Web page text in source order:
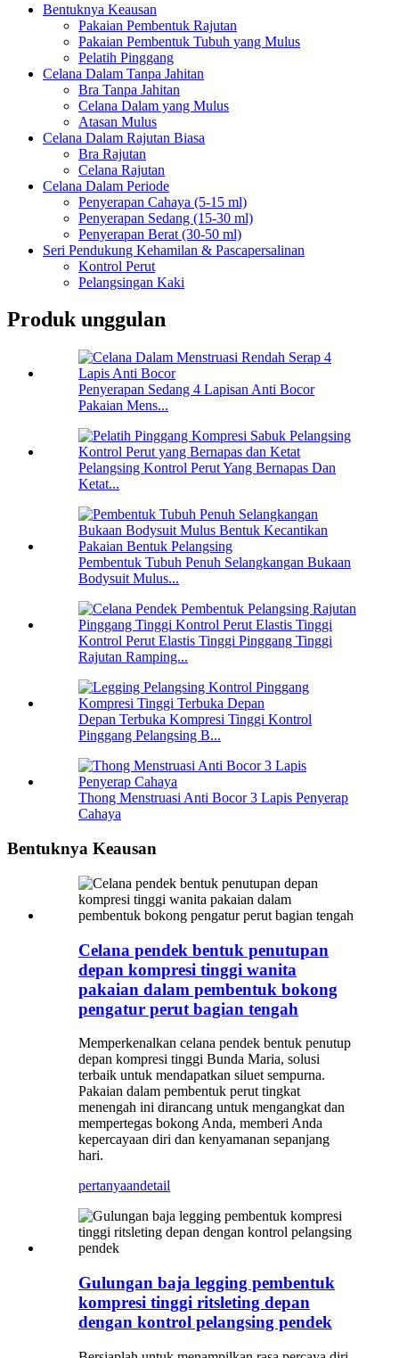
Bentuknya Keausan
Pakaian Pembentuk Rajutan
Pakaian Pembentuk Tubuh yang Mulus
Pelatih Pinggang
Celana Dalam Tanpa Jahitan
Bra Tanpa Jahitan
Celana Dalam yang Mulus
Atasan Mulus
Celana Dalam Rajutan Biasa
Bra Rajutan
Celana Rajutan
Celana Dalam Periode
Penyerapan Cahaya (5-15 ml)
Penyerapan Sedang (15-30 ml)
Penyerapan Berat (30-50 ml)
Seri Pendukung Kehamilan & Pascapersalinan
Kontrol Perut
Pelangsingan Kaki
Produk unggulan
Penyerapan Sedang 4 Lapisan Anti Bocor
Pakaian Mens...
Pelangsing Kontrol Perut Yang Bernapas Dan
Ketat...
Pembentuk Tubuh Penuh Selangkangan Bukaan
Bodysuit Mulus...
Kontrol Perut Elastis Tinggi Pinggang Tinggi
Rajutan Ramping...
Depan Terbuka Kompresi Tinggi Kontrol
Pinggang Pelangsing B...
Thong Menstruasi Anti Bocor 3 Lapis Penyerap
Cahaya
Bentuknya Keausan
Celana pendek bentuk penutupan
depan kompresi tinggi wanita
pakaian dalam pembentuk bokong
pengatur perut bagian tengah
Memperkenalkan celana pendek bentuk penutup
depan kompresi tinggi Bunda Maria, solusi
terbaik untuk mendapatkan siluet sempurna.
Pakaian dalam pembentuk perut tingkat
menengah ini dirancang untuk mengangkat dan
mempertegas bokong Anda, memberi Anda
kepercayaan diri dan kenyamanan sepanjang
hari.
pertanyaandetail
Gulungan baja legging pembentuk
kompresi tinggi ritsleting depan
dengan kontrol pelangsing pendek